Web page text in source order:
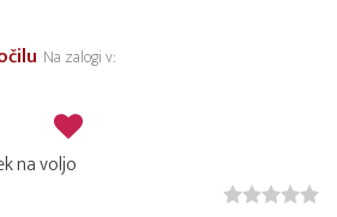
Na zalogi v:
na voljo